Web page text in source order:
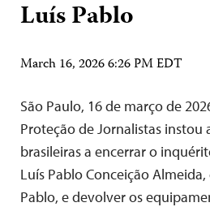
Luís Pablo
March 16, 2026 6:26 PM EDT
São Paulo, 16 de março de
Proteção de Jornalistas instou
brasileiras a encerrar o
Luís Pablo Conceição
Pablo, e devolver os